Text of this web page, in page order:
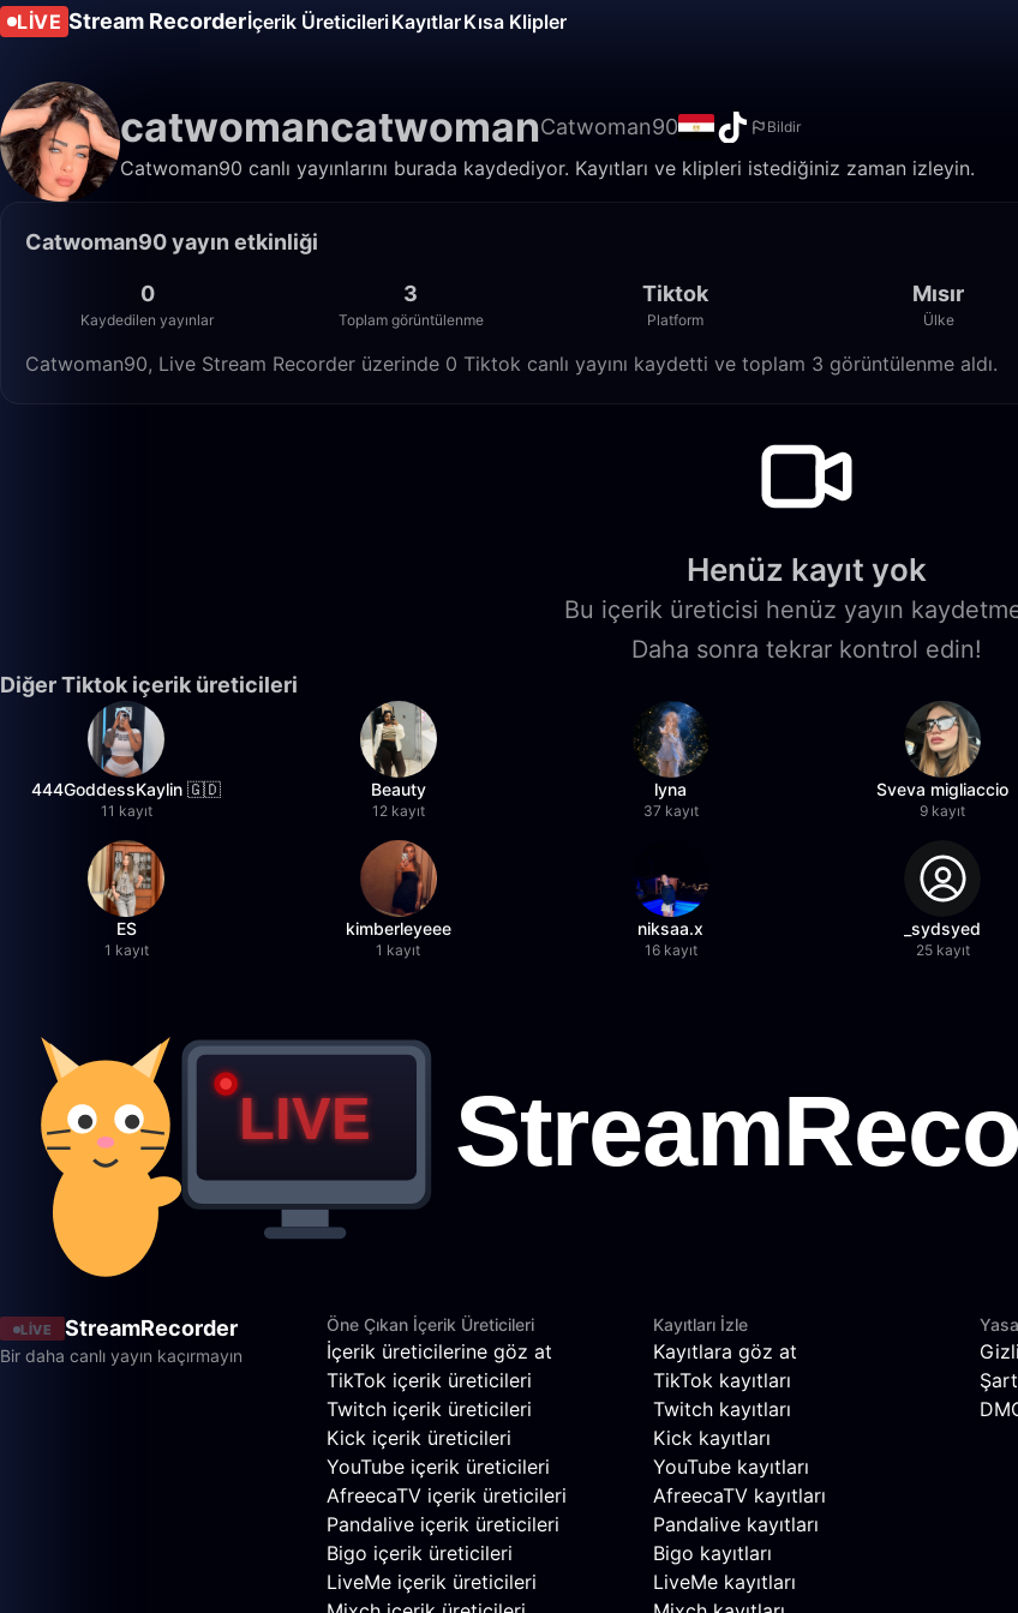
LIVE Stream Recorderİçerik ÜreticileriKayıtlarKısa Klipler
catwomancatwomanCatwoman90 Bildir
Catwoman90 canlı yayınlarını burada kaydediyor. Kayıtları ve klipleri istediğiniz zaman izleyin.
Catwoman90 yayın etkinliği
0
Kaydedilen yayınlar
3
Toplam görüntülenme
Tiktok
Platform
Mısır
Ülke
Catwoman90, Live Stream Recorder üzerinde 0 Tiktok canlı yayını kaydetti ve toplam 3 görüntülenme aldı.
Henüz kayıt yok
Bu içerik üreticisi henüz yayın
Daha sonra tekrar kontrol edin!
Diğer Tiktok içerik üreticileri
444GoddessKaylin 🇬🇩
11 kayıt
Beauty
12 kayıt
lyna
37 kayıt
Sveva migliaccio
9 kayıt
ES
1 kayıt
kimberleyeee
1 kayıt
niksaa.x
16 kayıt
_sydsyed
25 kayıt
LIVE StreamRecorder
Bir daha canlı yayın kaçırmayın
Öne Çıkan İçerik Üreticileri
İçerik üreticilerine göz at
TikTok içerik üreticileri
Twitch içerik üreticileri
Kick içerik üreticileri
YouTube içerik üreticileri
AfreecaTV içerik üreticileri
Pandalive içerik üreticileri
Bigo içerik üreticileri
LiveMe içerik üreticileri
Kayıtları İzle
Kayıtlara göz at
TikTok kayıtları
Twitch kayıtları
Kick kayıtları
YouTube kayıtları
AfreecaTV kayıtları
Pandalive kayıtları
Bigo kayıtları
LiveMe kayıtları